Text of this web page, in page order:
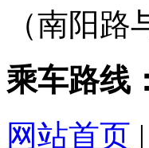
（南阳
乘车路线：
网站首页 |